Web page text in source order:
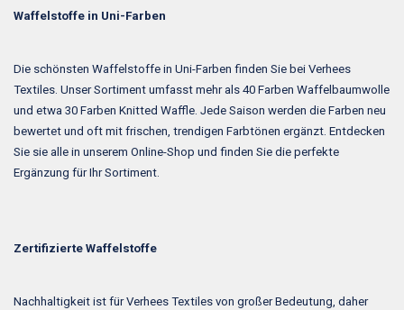
Waffelstoffe in Uni-Farben
Die schönsten Waffelstoffe in Uni-Farben finden Sie bei Verhees
Textiles. Unser Sortiment umfasst mehr als 40 Farben Waffelbaumwolle
und etwa 30 Farben Knitted Waffle. Jede Saison werden die Farben neu
bewertet und oft mit frischen, trendigen Farbtönen ergänzt. Entdecken
Sie sie alle in unserem Online-Shop und finden Sie die perfekte
Ergänzung für Ihr Sortiment.
Zertifizierte Waffelstoffe
Nachhaltigkeit ist für Verhees Textiles von großer Bedeutung, daher